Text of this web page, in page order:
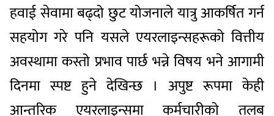
हवाई सेवामा बढ्दो छुट योजनाले यात्रु आकर्षित गर्न
सहयोग गरे पनि यसले एयरलाइन्सहरूको वित्तीय
अवस्थामा कस्तो प्रभाव पार्छ भन्ने विषय भने आगामी
दिनमा स्पष्ट हुने देखिन्छ । अपुष्ट रूपमा केही
आन्तरिक एयरलाइन्समा कर्मचारीको तलब